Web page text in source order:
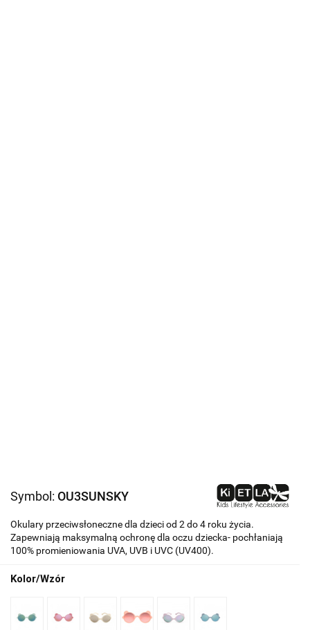
Symbol: OU3SUNSKY
Okulary przeciwsłoneczne dla dzieci od 2 do 4 roku życia.
Zapewniają maksymalną ochronę dla oczu dziecka- pochłaniają
100% promieniowania UVA, UVB i UVC (UV400).
Kolor/Wzór